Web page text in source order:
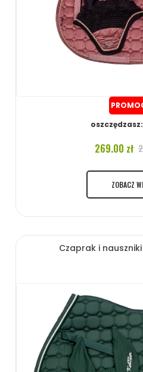
269.00 zł
ZOBACZ
Czaprak i nauszniki